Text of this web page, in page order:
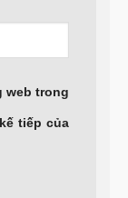
web trong
tiếp của